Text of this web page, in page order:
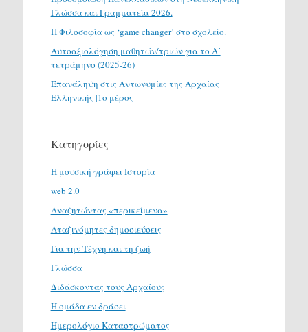
Γλώσσα και Γραμματεία 2026.
H Φιλοσοφία ως ‘game changer’ στο σχολείο.
Αυτοαξιολόγηση μαθητών/τριών για το Α΄
τετράμηνο (2025-26)
Επανάληψη στις Αντωνυμίες της Αρχαίας
Ελληνικής |1ο μέρος
Κατηγορίες
H μουσική γράφει Ιστορία
web 2.0
Αναζητώντας «περικείμενα»
Αταξινόμητες δημοσιεύσεις
Για την Τέχνη και τη ζωή
Γλώσσα
Διδάσκοντας τους Αρχαίους
Η ομάδα εν δράσει
Ημερολόγιο Καταστρώματος